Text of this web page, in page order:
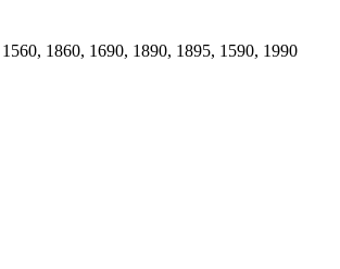
1860, 1690, 1890, 1895, 1590, 1990